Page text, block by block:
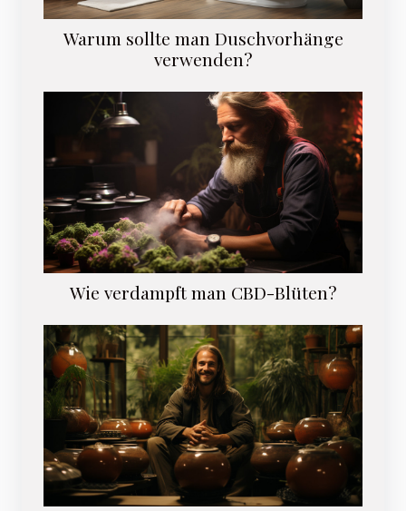
Warum sollte man Duschvorhänge
verwenden?
Wie verdampft man CBD-Blüten?